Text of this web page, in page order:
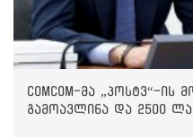
ComCom-მა „პოსტვ“-ის
გამოავლინა და 2500